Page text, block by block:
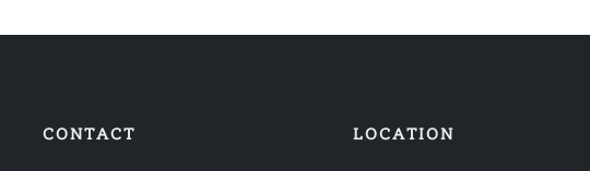
CONTACT LOCATION